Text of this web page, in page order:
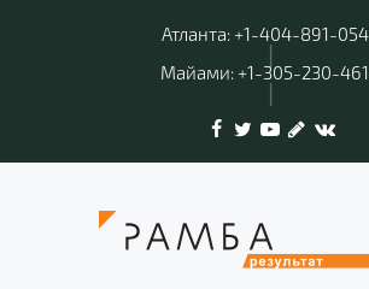
Атланта: +1-404-891-
|
Майами: +1-305-230-
|